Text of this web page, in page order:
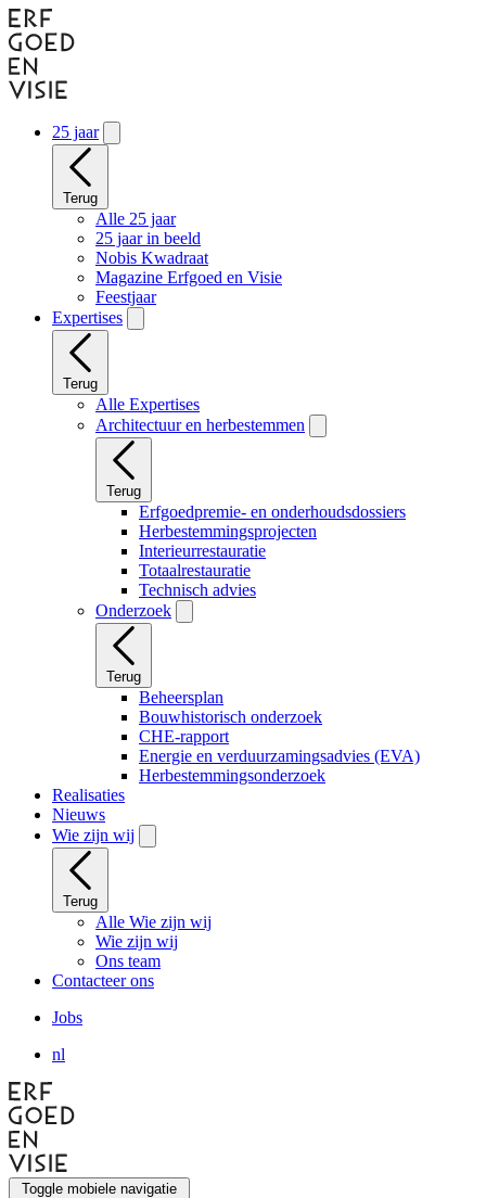
Naar
hoofdinhoud
gaan
25 jaar
Terug
Alle 25 jaar
25 jaar in beeld
Nobis Kwadraat
Magazine Erfgoed en Visie
Feestjaar
Expertises
Terug
Alle Expertises
Architectuur en herbestemmen
Terug
Erfgoedpremie- en onderhoudsdossiers
Herbestemmingsprojecten
Interieurrestauratie
Totaalrestauratie
Technisch advies
Onderzoek
Terug
Beheersplan
Bouwhistorisch onderzoek
CHE-rapport
Energie en verduurzamingsadvies (EVA)
Herbestemmingsonderzoek
Realisaties
Nieuws
Wie zijn wij
Terug
Alle Wie zijn wij
Wie zijn wij
Ons team
Contacteer ons
Jobs
nl
Toggle mobiele navigatie